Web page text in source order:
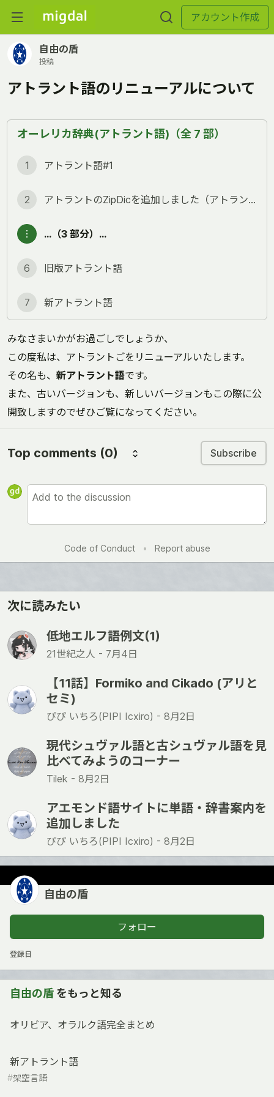
アカウント作成
自由の盾
投稿
アトラント語のリニューアルについて
オーレリカ辞典(アトラント語)（全 7 部）
1 アトラント語#1
2 アトラントのZipDicを追加しました（アトラント語#2)
︙ …（3 部分）…
6 旧版アトラント語
7 新アトラント語
みなさまいかがお過ごしでしょうか、
この度私は、アトラントごをリニューアルいたします。
その名も、 新アトラント語です。
また、古いバージョンも、新しいバージョンもこの際に公
開致しますのでぜひご覧になってください。
Top comments (0) Subscribe
Code of Conduct • Report abuse
次に読みたい
低地エルフ語例文(1)
21世紀之人 - 7月4日
【11話】Formiko and Cikado (アリと
セミ)
ぴぴ いちろ(PIPI Icxiro) - 8月2日
現代シュヴァル語と古シュヴァル語を見
比べてみようのコーナー
Tilek - 8月2日
アエモンド語サイトに単語・辞書案内を
追加しました
ぴぴ いちろ(PIPI Icxiro) - 8月2日
自由の盾
フォロー
登録日
自由の盾 をもっと知る
オリビア、オラルク語完全まとめ
新アトラント語
#架空言語